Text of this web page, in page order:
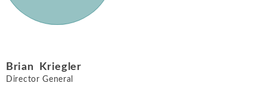
Brian Kriegler
Director General